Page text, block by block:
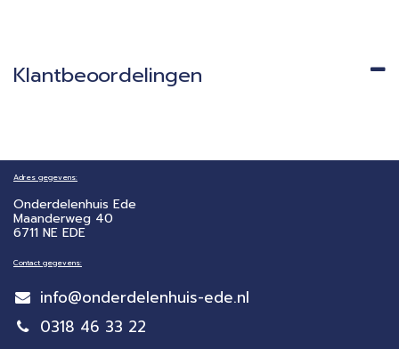
Klantbeoordelingen
Adres gegevens:
Onderdelenhuis Ede
Maanderweg 40
6711 NE EDE
Contact gegevens:
info@onderdelenhuis-ede.nl
0318 46 33 22